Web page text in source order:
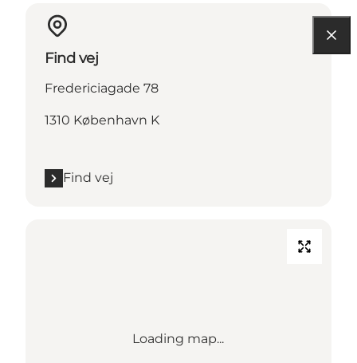
Find vej
Fredericiagade 78
1310 København K
Find vej
Loading map...